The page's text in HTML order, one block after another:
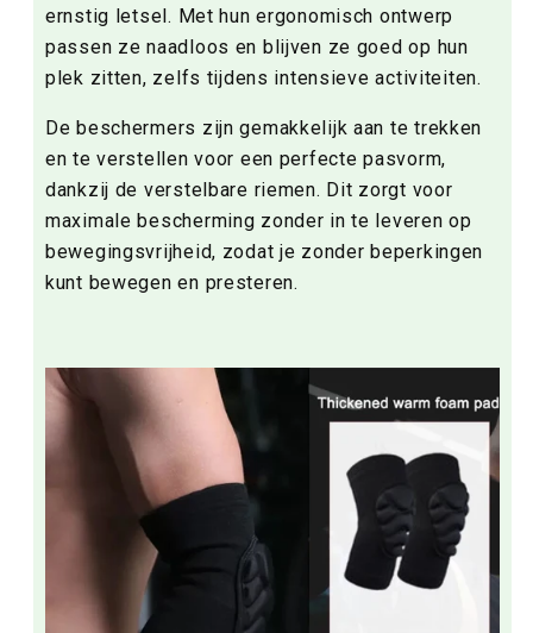
ernstig letsel. Met hun ergonomisch ontwerp
passen ze naadloos en blijven ze goed op hun
plek zitten, zelfs tijdens intensieve activiteiten.
De beschermers zijn gemakkelijk aan te trekken
en te verstellen voor een perfecte pasvorm,
dankzij de verstelbare riemen. Dit zorgt voor
maximale bescherming zonder in te leveren op
bewegingsvrijheid, zodat je zonder beperkingen
kunt bewegen en presteren.